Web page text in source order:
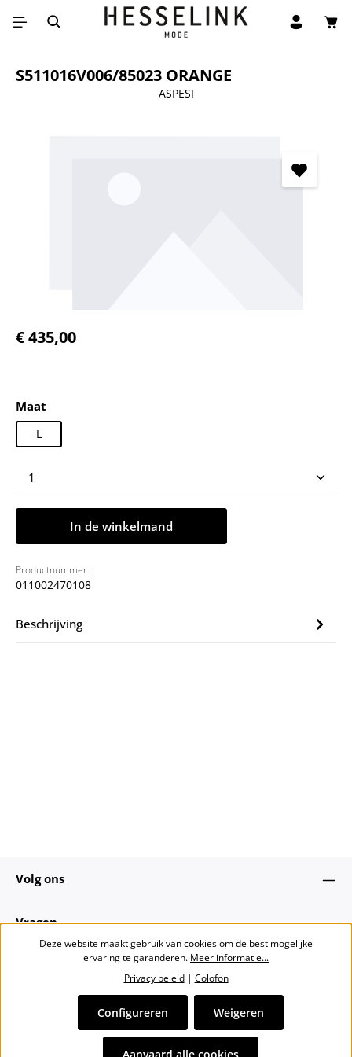
Ga naar de hoofdinhoud
S511016V006/85023 ORANGE
ASPESI
Normale prijs:
€ 435,00
Selecteer
Maat
L
Producthoeveelheid: Voer de gewenste
In de winkelmand
Productnummer:
011002470108
Beschrijving
Volg ons
Vragen
Alle prijzen incl. btw plusverzendkosten
Deze website maakt gebruik van cookies om de best mogelijke
ervaring te garanderen. Meer informatie...
Privacy beleid| Colofon
Weigeren
Configureren